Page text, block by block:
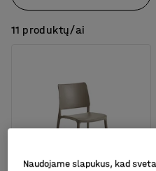
11 produktų/ai
+2
Naudojame slapukus, kad